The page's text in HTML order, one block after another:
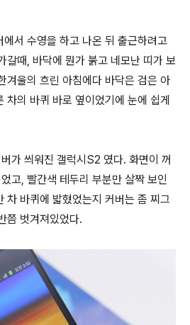
서 수영을 하고 나온 뒤 출근하려고
갈때, 바닥에 뭔가 붉고 네모난 띠가 보
겨울의 흐린 아침에다 바닥은 검은 아
차의 바퀴 바로 옆이었기에 눈에 쉽게
가 씌워진 갤럭시S2 였다. 화면이 꺼
고, 빨간색 테두리 부분만 살짝 보인
차 바퀴에 밟혔었는지 커버는 좀 찌그
쯤 벗겨져있었다.